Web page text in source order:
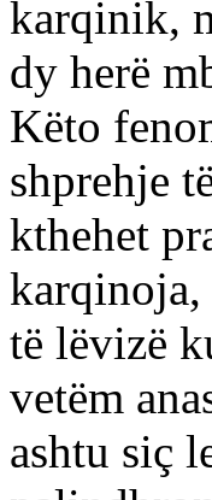
karqinik,
dy herë
Këto
shprehje
kthehet
karqinoja,
të lëvizë
vetëm
ashtu siç